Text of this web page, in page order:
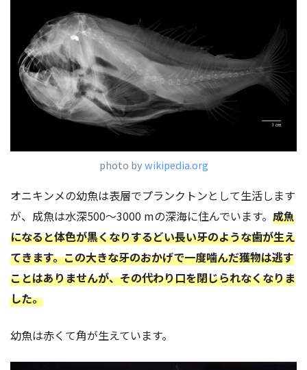
photo bywikipedia.org
オニキンメの幼魚は表層でプランクトンとして生活します
が、成魚は水深500～3000 mの深海に住んでいます。 成魚
になると体色が黒くなりするどい長い牙のような歯が生え
てきます。この大きな牙のおかげで一度噛んだ獲物は逃す
ことはありませんが、その代わり口を閉じられなくなりま
した。
幼魚は赤くて角が生えています。